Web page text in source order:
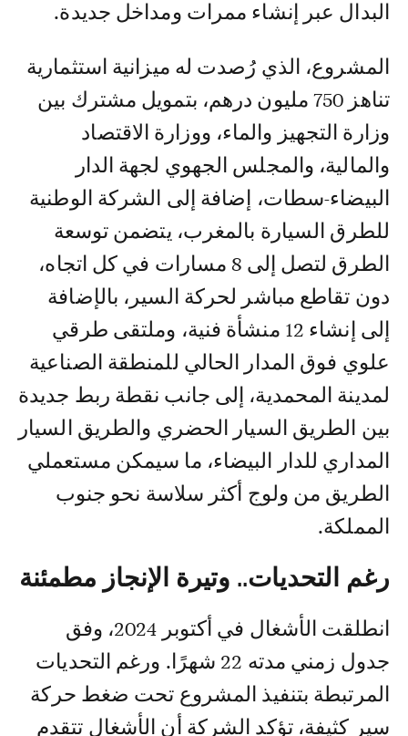
البدال عبر إنشاء ممرات ومداخل جديدة.
المشروع، الذي رُصدت له ميزانية استثمارية
تناهز 750 مليون درهم، بتمويل مشترك بين
وزارة التجهيز والماء، ووزارة الاقتصاد
والمالية، والمجلس الجهوي لجهة الدار
البيضاء-سطات، إضافة إلى الشركة الوطنية
للطرق السيارة بالمغرب، يتضمن توسعة
الطرق لتصل إلى 8 مسارات في كل اتجاه،
دون تقاطع مباشر لحركة السير، بالإضافة
إلى إنشاء 12 منشأة فنية، وملتقى طرقي
علوي فوق المدار الحالي للمنطقة الصناعية
لمدينة المحمدية، إلى جانب نقطة ربط جديدة
بين الطريق السيار الحضري والطريق السيار
المداري للدار البيضاء، ما سيمكن مستعملي
الطريق من ولوج أكثر سلاسة نحو جنوب
المملكة.
رغم التحديات.. وتيرة الإنجاز مطمئنة
انطلقت الأشغال في أكتوبر 2024، وفق
جدول زمني مدته 22 شهرًا. ورغم التحديات
المرتبطة بتنفيذ المشروع تحت ضغط حركة
سير كثيفة، تؤكد الشركة أن الأشغال تتقدم